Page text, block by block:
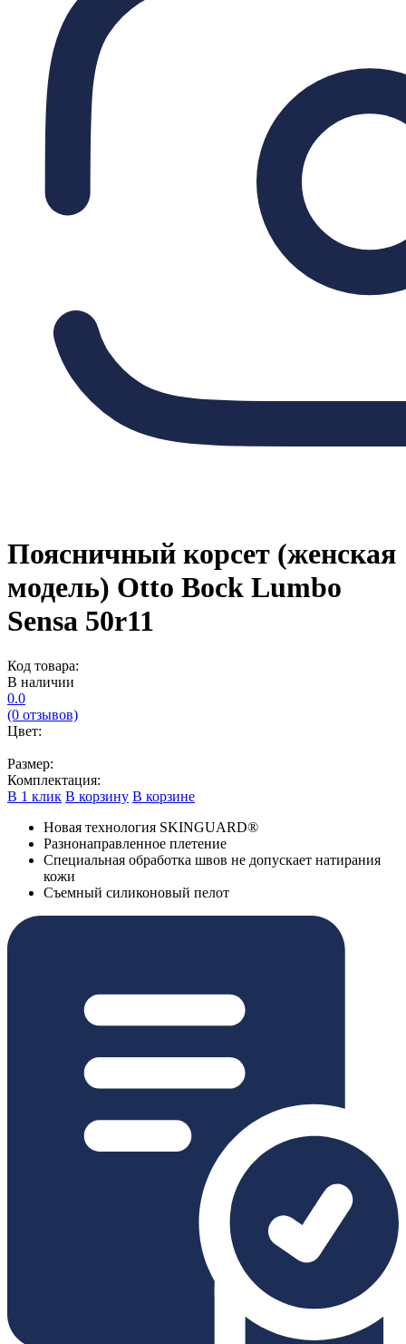
Поясничный корсет (женская
модель) Otto Bock Lumbo
Sensa 50r11
Код товара:
В наличии
0.0
(0 отзывов)
Цвет:
Размер:
Комплектация:
В 1 клик В корзину В корзине
Новая технология SKINGUARD®
Разнонаправленное плетение
Специальная обработка швов не допускает натирания
кожи
Съемный силиконовый пелот